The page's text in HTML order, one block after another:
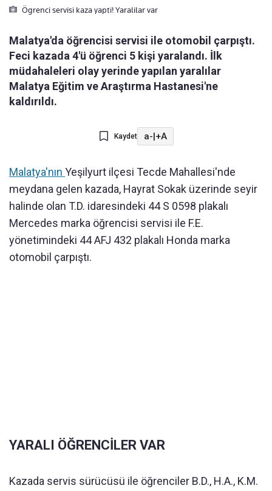
Ögrenci servisi kaza yapti! Yaralilar var
Malatya'da öğrencisi servisi ile otomobil çarpıştı.
Feci kazada 4'ü öğrenci 5 kişi yaralandı. İlk
müdahaleleri olay yerinde yapılan yaralılar
Malatya Eğitim ve Araştırma Hastanesi'ne
kaldırıldı.
Kaydet a-|+A
Malatya'nın Yeşilyurt ilçesi Tecde Mahallesi'nde
meydana gelen kazada, Hayrat Sokak üzerinde seyir
halinde olan T.D. idaresindeki 44 S 0598 plakalı
Mercedes marka öğrencisi servisi ile F.E.
yönetimindeki 44 AFJ 432 plakalı Honda marka
otomobil çarpıştı.
YARALI ÖĞRENCİLER VAR
Kazada servis sürücüsü ile öğrenciler B.D., H.A., K.M.